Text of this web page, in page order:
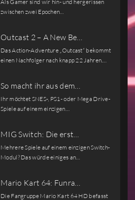
Als Gamer sind wir hin- und hergerissen
zwischen zwei Epochen…
Outcast 2 – A New Be…
Das Action-Adventure „Outcast“ bekommt
einen Nachfolger nach knapp 22 Jahren.…
So macht ihr aus dem…
Ihr möchtet SNES-, PS1- oder Mega Drive-
Spiele auf einem einzigen…
MIG Switch: Die erst…
Mehrere Spiele auf einem einzigen Switch-
Modul? Das würde einiges an…
Mario Kart 64: Funra…
Die Fangruppe Mario Kart 64 HD befasst